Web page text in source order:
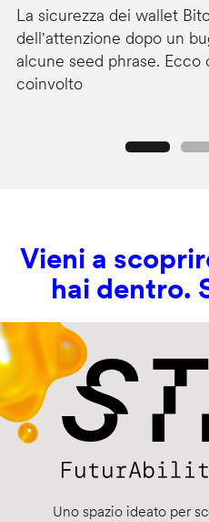
La sicurezza dei wallet
dell'attenzione dopo un
alcune seed phrase.
coinvolto
Vieni a
hai dentro.
Uno spazio ideato per